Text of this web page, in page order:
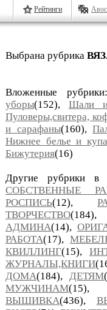
Рейтинги
Выбрана рубрика
Вложенные
уборы(152), Шали и
Пуловеры,свитера,
и сарафаны(160),
Нижнее белье и
Бижутерия(16)
Другие рубрики
СОБСТВЕННЫЕ
РОСПИСЬ(12),
ТВОРЧЕСТВО
АДМИНА(14),
РАБОТА(17),
КВИЛЛИНГ(15),
ЖУРНАЛЫ,КНИГИ
ДОМА(184),ДЕТЯМ
МУЖЧИНАМ
ВЫШИВКА(436),